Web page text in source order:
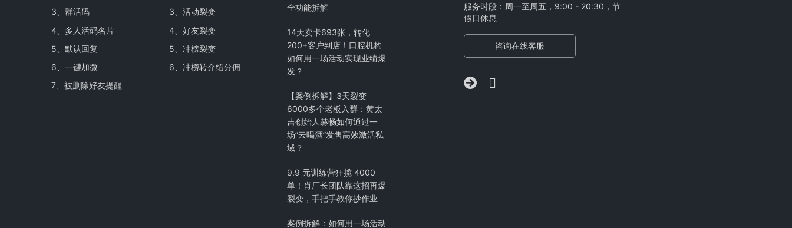
3、 群活码
4、 多人活码名片
5、 默认回复
6、 一键加微
7、 被删除好友提醒
3、 活动裂变
4、 好友裂变
5、 冲榜裂变
6、 冲榜转介绍分佣
全功能拆解
14天卖卡693张，转化
200+客户到店！口腔机构
如何用一场活动实现业绩爆
发？
【案例拆解】3天裂变
6000多个老板入群：黄太
吉创始人赫畅如何通过一
场”云喝酒”发售高效激活私
域？
9.9 元训练营狂揽 4000
单！肖厂长团队靠这招再爆
裂变，手把手教你抄作业
案例拆解：如何用一场活动
服务时段：周一至周五，9:00 - 20:30，节
假日休息
咨询在线客服